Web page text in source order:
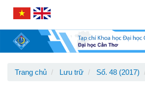
Navigation
Content
Sidebar
Trang chủ Lưu trữ Số. 48 (2017)